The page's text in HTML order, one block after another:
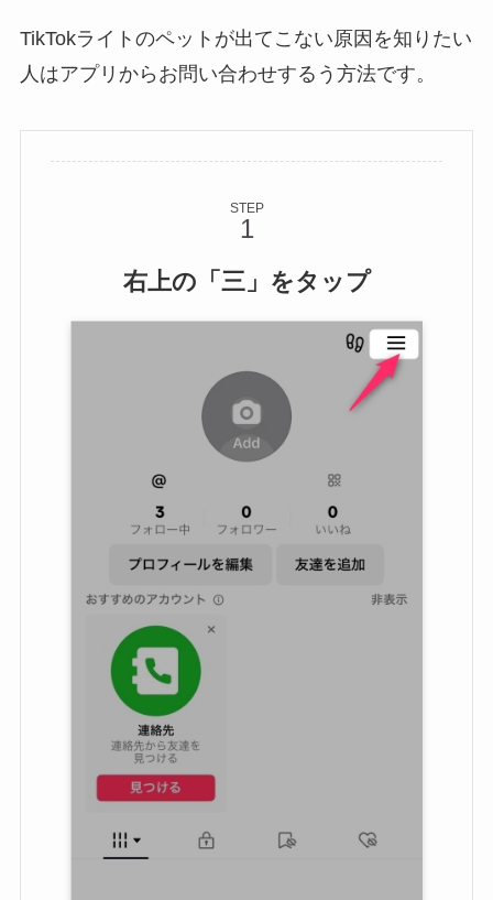
TikTokライトのペットが出てこない原因を知りたい
人はアプリからお問い合わせするう方法です。
STEP
右上の「三」をタップ